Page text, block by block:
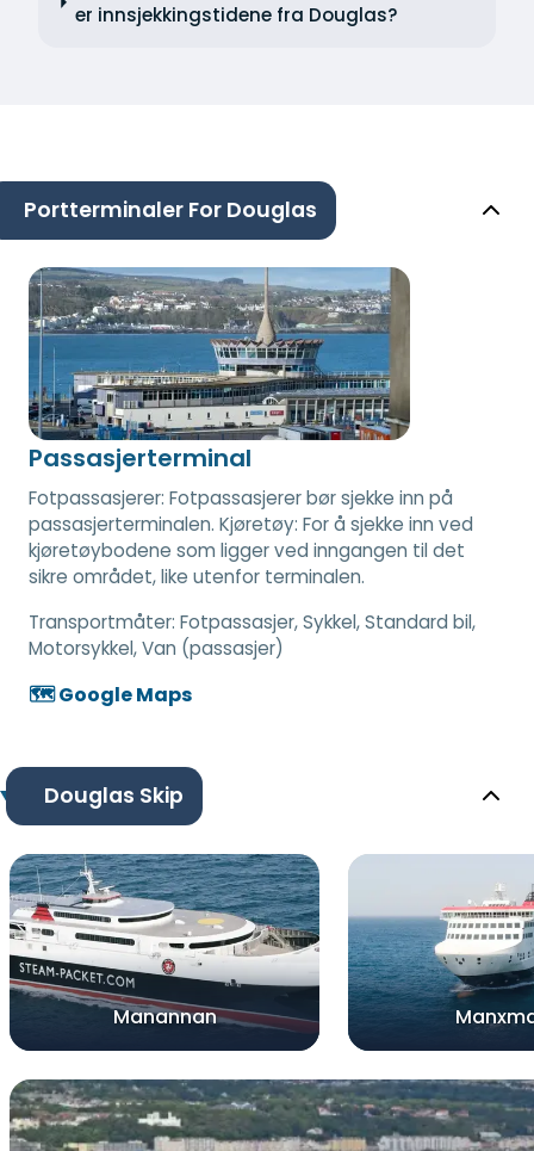
er innsjekkingstidene fra Douglas?
Portterminaler For Douglas
Passasjerterminal
Fotpassasjerer: Fotpassasjerer bør sjekke inn på
passasjerterminalen. Kjøretøy: For å sjekke inn ved
kjøretøybodene som ligger ved inngangen til det
sikre området, like utenfor terminalen.
Transportmåter: Fotpassasjer, Sykkel, Standard bil,
Motorsykkel, Van (passasjer)
🗺️ Google Maps
Douglas Skip
Manannan